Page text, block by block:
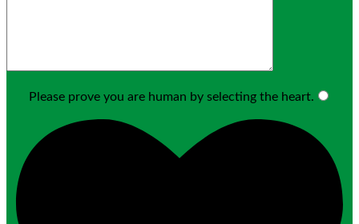
Please prove you are human by selecting theheart.